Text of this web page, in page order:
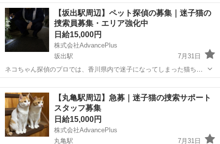
りしたい方 ■未経験からスタートしたい方 ■フルタイムで働きたい方
┏━━━━━━━━━━━━━━┓ お仕事内容
━━━━━━━━━━━━...
香川 児島駅 その他
【坂出駅周辺】ペット探偵の募集｜迷子猫の
捜索員募集・エリア強化中
日給15,000円
株式会社AdvancePlus
坂出駅
7月31日
ネコちゃん探偵のプロでは、香川県内で迷子になってしまった猫ちゃ
んを捜索する「捜索員」を募集しています。 現在、各地で迷子猫のご
相談が増えており、継続して動ける方を探しています。 猫ちゃんが突
然いなくなった飼い主様は、...【丸亀駅周辺】急募｜迷子猫の捜索サポート
スタッフ募集
日給15,000円
株式会社AdvancePlus
丸亀駅
7月31日